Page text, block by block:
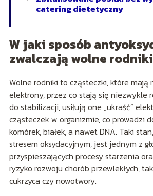
catering dietetyczny
W jaki sposób
zwalczają wolne
Wolne rodniki to cząsteczki, które mają
elektrony, przez co stają się niezwykle
do stabilizacji, usiłują one „ukraść”
cząsteczek w organizmie, co prowadzi
komórek, białek, a nawet DNA. Taki
stresem oksydacyjnym, jest jednym z
przyspieszających procesy starzenia
ryzyko rozwoju chorób przewlekłych,
cukrzyca czy nowotwory.